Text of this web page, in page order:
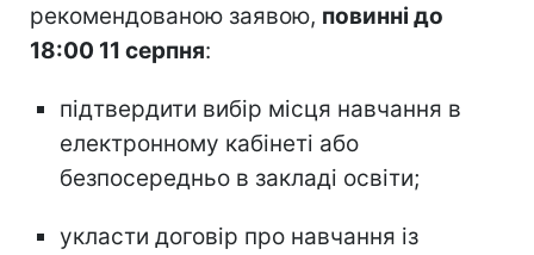
рекомендованою заявою, повинні до
18:00 11 серпня:
підтвердити вибір місця навчання в
електронному кабінеті або
безпосередньо в закладі освіти;
укласти договір про навчання із